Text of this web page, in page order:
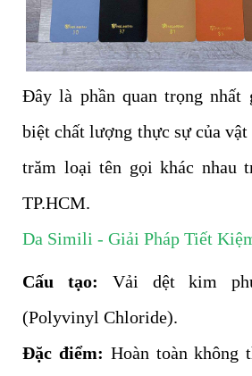
Đây là phần quan trọng nhất
biệt chất lượng thực sự của
trăm loại tên gọi khác nhau
TP.HCM.
Da Simili - Giải Pháp Tiết
Cấu tạo: Vải dệt kim
(Polyvinyl Chloride).
Đặc điểm: Hoàn toàn không